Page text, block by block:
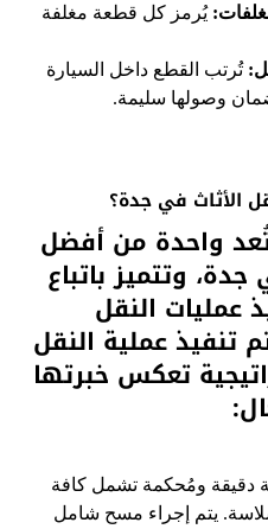
يُرمز كل قطعة مغلفة
تُرتب القطع داخل السيارة
وصولها سليمة.
الأثاث في جدة؟
واحدة من أفضل
وتتميز باتباع
عمليات النقل
عملية النقل
تعكس خبرتها
دقيقة ومُحكمة تشمل كافة
يتم إجراء مسح شامل